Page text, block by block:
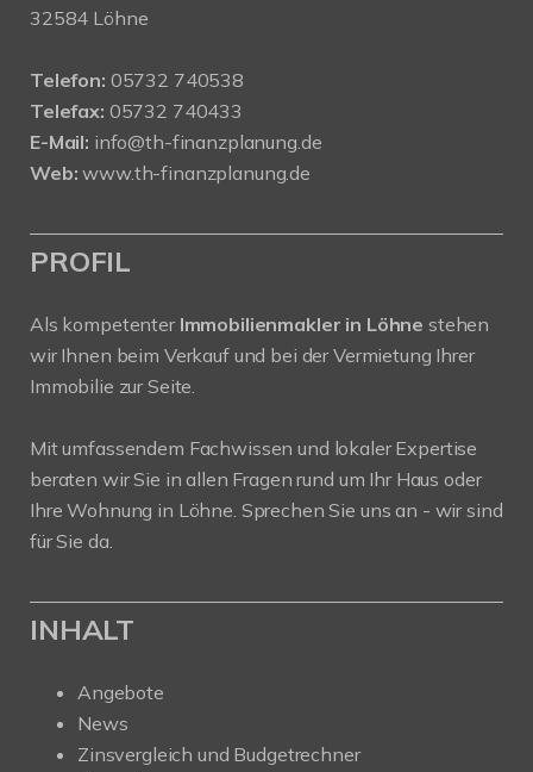
32584 Löhne
Telefon: 05732 740538
Telefax: 05732 740433
E-Mail: info@th-finanzplanung.de
Web: www.th-finanzplanung.de
PROFIL
Als kompetenter Immobilienmakler in Löhne stehen
wir Ihnen beim Verkauf und bei der Vermietung Ihrer
Immobilie zur Seite.
Mit umfassendem Fachwissen und lokaler Expertise
beraten wir Sie in allen Fragen rund um Ihr Haus oder
Ihre Wohnung in Löhne. Sprechen Sie uns an - wir sind
für Sie da.
INHALT
Angebote
News
Zinsvergleich und Budgetrechner